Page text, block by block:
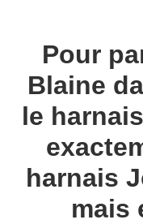
produit
votre
panier
Pour
Blaine
le
harnais
mais